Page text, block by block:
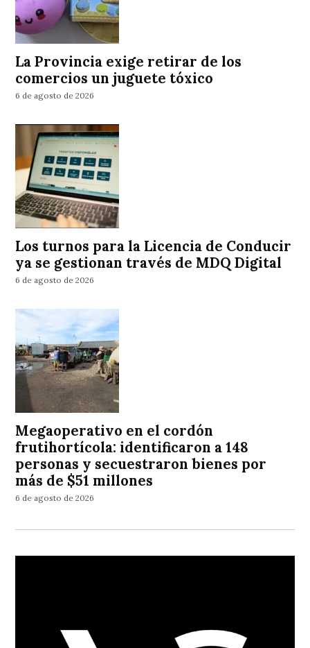
La Provincia exige retirar de los
comercios un juguete tóxico
6 de agosto de 2026
Los turnos para la Licencia de Conducir
ya se gestionan través de MDQ Digital
6 de agosto de 2026
Megaoperativo en el cordón
frutihortícola: identificaron a 148
personas y secuestraron bienes por
más de $51 millones
6 de agosto de 2026